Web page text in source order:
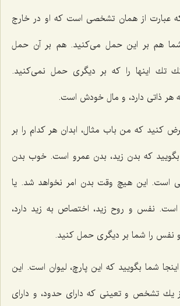
عبارت از همان تشخصى است كه او در خارج
هم بر این حمل مى‌كنید. هم بر آن حمل
تك اینها را كه بر دیگرى حمل نمى‌كنید.
ذاتى دارد، و مال خودش است.
كنید كه من باب مثال، ابدان هر كدام را بر
كه بدن زید، بدن عمرو است. خوب بدن
است. این هیچ وقت بدن امر نخواهد شد. یا
نفس و روح زید، اختصاص به زید دارد،
و نفس را شما بر دیگرى حمل كنید.
اینجا شما بگویید كه این پارچ، لیوان است. این
یك تشخص و تعینى كه داراى حدود، و داراى